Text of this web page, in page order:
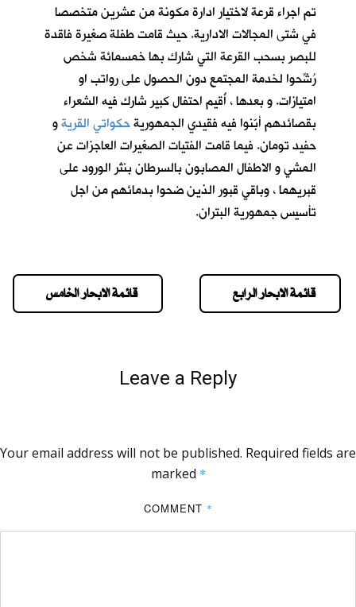
تم اجراء قرعة لاختيار ادارة مكونة من عشرين متخصصا
في شتى المجالات الادارية. حيث قامت طفلة صغيرة فاقدة
للبصر بسحب القرعة التي شارك بها خمسمائة شخص
رُشِّحوا لخدمة المجتمع دون الحصول على رواتب او
امتيازات. و بعدها ، أُقيم احتفال كبير شارك فيه الشعراء
بقصائدهم أبّنوا فيه فقيدي الجمهوريةحكواتي القريةو
حفيد تومان. فيما قامت الفتيات الصغيرات العاجزات عن
المشي و الاطفال المصابون بالسرطان بنثر الورود على
قبريهما ، وباقي قبور الذين ضحوا بدمائهم من اجل
تأسيس جمهورية البتران.
قائمة الابحار الخامس قائمة الابحار الرابع
Leave a Reply
Your email address will not be published. Required fields are
marked *
COMMENT *